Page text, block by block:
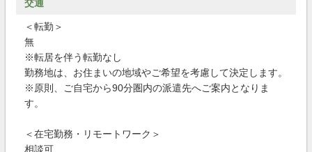
交通
＜転勤＞
無
※転居を伴う転勤なし
勤務地は、お住まいの地域やご希望を考慮して決定します。
※原則、ご自宅から90分圏内の派遣先へご案内となりま
す。
＜在宅勤務・リモートワーク＞
相談可